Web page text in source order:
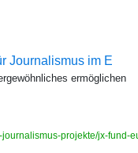
Journalismus im E
ermöglichen
projekte/jx-fund-